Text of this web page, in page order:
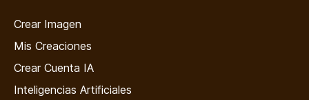
Crear Imagen
Mis Creaciones
Crear Cuenta IA
Inteligencias Artificiales